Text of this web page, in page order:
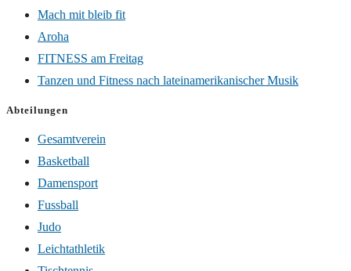
Mach mit bleib fit
Aroha
FITNESS am Freitag
Tanzen und Fitness nach lateinamerikanischer Musik
Abteilungen
Gesamtverein
Basketball
Damensport
Fussball
Judo
Leichtathletik